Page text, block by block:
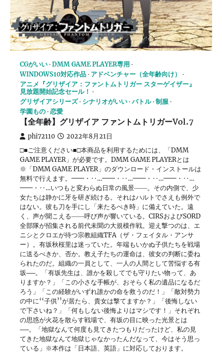
CGがいい DMM GAME PLAYER専用
WINDOWS10対応作品
アドベンチャー（全年齢向け）
アニメ『グリザイア：ファントムトリガー スターゲイザー』
見放題開始記念セール！
グリザイアシリーズ
シナリオがいい バトル 制服
学園もの 恋愛
【全年齢】グリザイア ファントムトリガーVol.7
phi72110 2022年8月21日
□■ご注意ください■□本商品を利用するためには、「DMM
GAME PLAYER」が必要です。DMM GAME PLAYERとは
※「DMM GAME PLAYER」のダウンロード・インストールは
無料で行えます。━━・‥…━━・‥…━━・‥…━━・‥…
━━・‥…いつもと変わらぬ日常の風景――。その内側で、少
女たちは静かに牙を研ぎ続ける。それはハルトでさえも例外で
はない。彼も刀を手にし「来たるべき時」に備えていた。遠
く、声が聞こえる――呼び声が響いている。CIRSおよびSORD
全部隊が招集される前代未聞の大規模作戦。迎え撃つのは、エ
ニシとクロエが待つ宗教組織TFA（ザ・フェイタル・アンサ
ー）。有坂秋桜里は迷っていた。年端もいかぬ子供たちを戦場
に送るべきか、否か。教え子たちの運命は、彼女の判断に委ね
られたのだ。組織の一員として、一人の人間として苦悩する有
坂──。「有坂先生は、誰かを殺してでも守りたい物って、あ
りますか？」「この小さな手帳が、おそらく私の遺品になるだ
ろう」「この経験がいずれ誰かの命を救うのだ！」「敵対勢力
の中に‘‘子供’’が居たら、貴女は撃てますか？」「後悔しない
で下さいね？」「何もしない後悔よりはマシです！」それぞれ
の思惑が火花を散らす戦場で、有坂の目に映った光景とは
──。「地獄なんて何度も見てきたつもりだったけど、私の見
てきた地獄なんて地獄じゃなかったんだなって、今はそう思っ
ている」※本作は「日本語、英語」に対応しております。